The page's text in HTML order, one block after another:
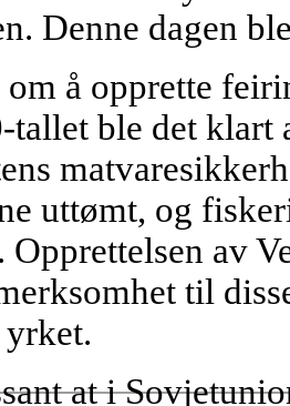
Denne dagen
om å opprette
tallet ble det klart
uttømt, og
Opprettelsen av
til
at i